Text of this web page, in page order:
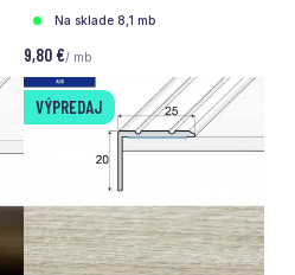
Na sklade 8,1 mb
9,80 €/ mb
VÝPREDAJ